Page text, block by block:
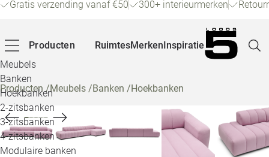
Gratis verzending vanaf €50 300+ interieurmerken
Producten
Meubels
Banken
Hoekbanken
2-zitsbanken
3-zitsbanken
4-zitsbanken
Modulaire banken
RuimtesMerkenInspiratie
Producten/Meubels /Banken /Hoekbanken